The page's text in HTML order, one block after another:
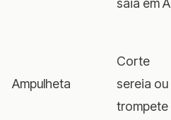
saia em A
Ampulheta
Corte
sereia ou
trompete